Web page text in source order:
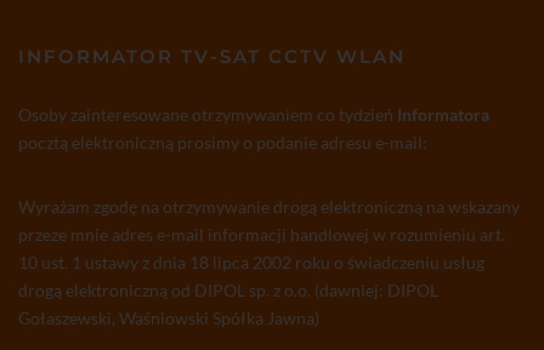
INFORMATOR TV-SAT CCTV WLAN
Osoby zainteresowane otrzymywaniem co tydzień Informatora
pocztą elektroniczną prosimy o podanie adresu e-mail:
Wyrażam zgodę na otrzymywanie drogą elektroniczną na wskazany
przeze mnie adres e-mail informacji handlowej w rozumieniu art.
10 ust. 1 ustawy z dnia 18 lipca 2002 roku o świadczeniu usług
drogą elektroniczną od DIPOL sp. z o.o. (dawniej: DIPOL
Gołaszewski, Waśniowski Spółka Jawna)